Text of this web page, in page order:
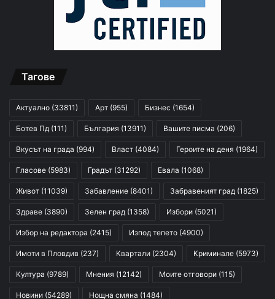
Тагове
Актуално (33811) Арт (955) Бизнес (1654)
Ботев Пд (111) България (13911) Вашите писма (206)
Вкусът на града (994) Власт (4084) Героите на деня (1964)
Гласове (5983) Градът (31292) Евала (1068)
Живот (11039) Забавление (8401) Забравеният град (1825)
Здраве (3890) Зелен град (1358) Избори (5021)
Избор на редактора (2415) Изпод тепето (4900)
Имоти в Пловдив (237) Квартали (2304) Криминале (5973)
Култура (9789) Мнения (12142) Моите отговори (115)
Новини (54289) Нощна смяна (1484)